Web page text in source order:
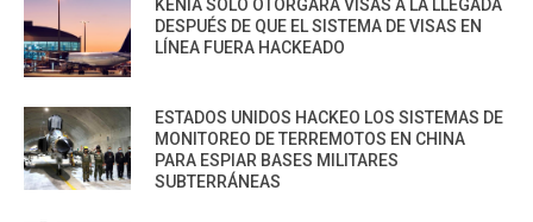
KENIA SOLO OTORGARÁ VISAS A LA LLEGADA
DESPUÉS DE QUE EL SISTEMA DE VISAS EN
LÍNEA FUERA HACKEADO
ESTADOS UNIDOS HACKEO LOS SISTEMAS DE
MONITOREO DE TERREMOTOS EN CHINA
PARA ESPIAR BASES MILITARES
SUBTERRÁNEAS